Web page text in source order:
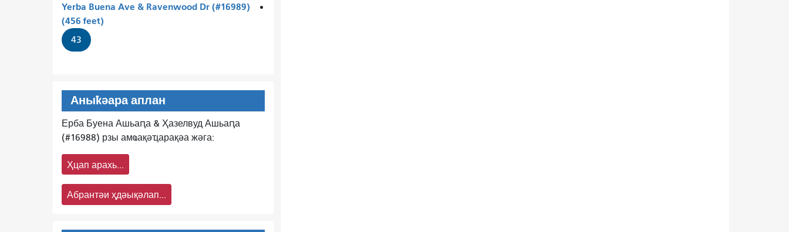
Yerba Buena Ave & Ravenwood Dr (#16989)
(456 feet)
43
Аныҟәара аплан
Ерба Буена Ашьаԥа & Ҳазелвуд Ашьаԥа
(#16988) рзы амҩақәҵарақәа жәга:
Ҳцап арахь...
Абрантәи ҳдәықәлап...